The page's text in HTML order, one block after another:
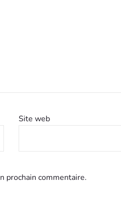
Site web
prochain commentaire.